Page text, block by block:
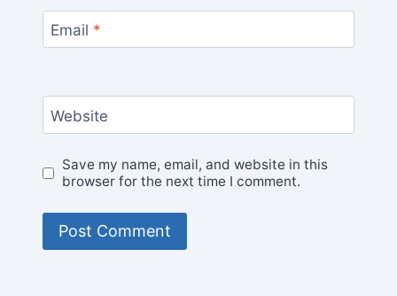
Email *
Website
Save my name, email, and website in this
browser for the next time I comment.